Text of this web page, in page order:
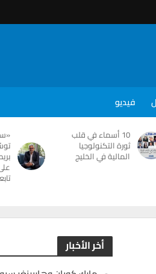
فيديو
10 أسماء في قلب
ثورة التكنولوجيا
المالية في الخليج
أخر الأخبار